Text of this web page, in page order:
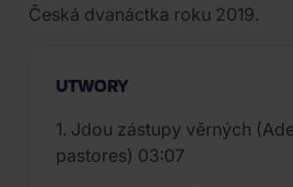
Česká dvanáctka roku 2019.
UTWORY
1. Jdou zástupy věrných
pastores) 03:07